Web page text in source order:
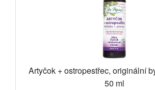
Artyčok + ostropestřec, originální
50 ml